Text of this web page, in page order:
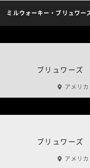
ミルウォーキー・ブリュワー
ブリュワーズ
アメリ
ブリュワーズ
アメリ